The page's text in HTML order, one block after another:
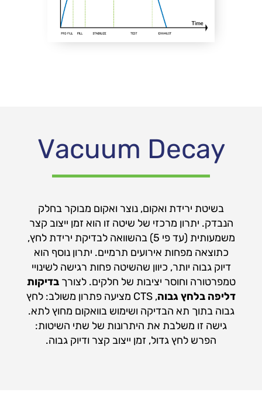
Vacuum Decay
בשיטת ירידת ואקום, נוצר ואקום מבוקר בחלק
הנבדק. יתרון מרכזי של שיטה זו הוא זמן ייצוב קצר
משמעותית (עד פי 5) בהשוואה לבדיקת ירידת לחץ,
כתוצאה מפחות אירועים תרמיים. יתרון נוסף הוא
דיוק גבוה יותר, כיוון שהשיטה פחות רגישה לשינויי
טמפרטורה וחוסר יציבות של חלקים. לצורךבדיקות
דליפה בלחץ גבוה
, CTS מציעה פתרון משולב: לחץ
גבוה בתוך תא הבדיקה ושימוש בוואקום מחוץ לתא.
גישה זו משלבת את היתרונות של שתי השיטות:
הפרש לחץ גדול, זמן ייצוב קצר ודיוק גבוה.